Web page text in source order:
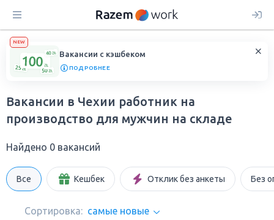
NEW
Вакансии с кэшбеком
ПОДРОБНЕЕ
Вакансии в Чехии работник на
производство для мужчин на складе
Найдено 0 вакансий
Все Кешбек Отклик без анкеты Без
Сортировка: самые новые